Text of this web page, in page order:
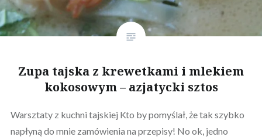
Zupa tajska z krewetkami i mlekiem
kokosowym – azjatycki sztos
Warsztaty z kuchni tajskiej Kto by pomyślał, że tak szybko
napłyną do mnie zamówienia na przepisy! No ok, jedno